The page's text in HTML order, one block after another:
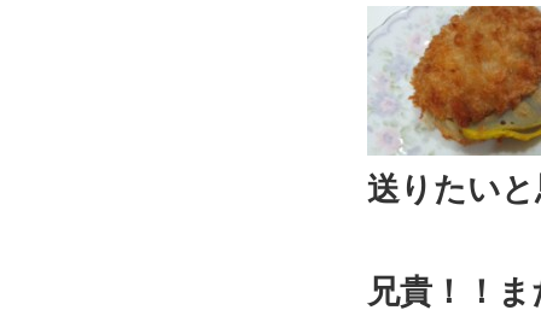
送りたい
兄貴！！